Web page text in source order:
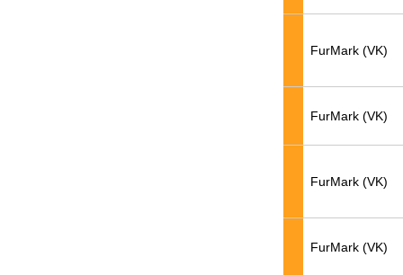
FurMark (VK)
FurMark (VK)
FurMark (VK)
FurMark (VK)